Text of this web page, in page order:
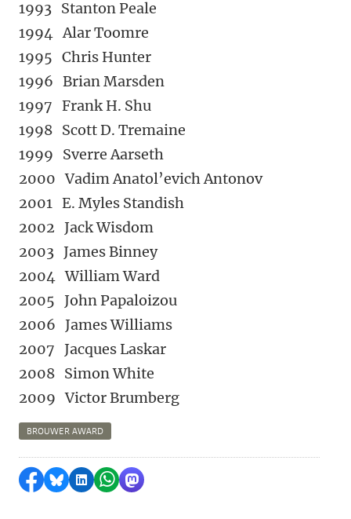
1993 Stanton Peale
1994 Alar Toomre
1995 Chris Hunter
1996 Brian Marsden
1997 Frank H. Shu
1998 Scott D. Tremaine
1999 Sverre Aarseth
2000 Vadim Anatol’evich Antonov
2001 E. Myles Standish
2002 Jack Wisdom
2003 James Binney
2004 William Ward
2005 John Papaloizou
2006 James Williams
2007 Jacques Laskar
2008 Simon White
2009 Victor Brumberg
BROUWER AWARD
Delen op Facebook
Delen via Bluesky
Delen op LinkedIn
Delen via WhatsApp
Delen via Mastodon